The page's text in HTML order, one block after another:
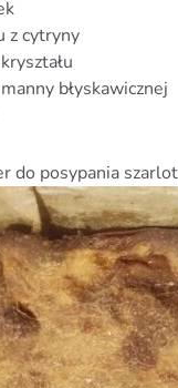
z cytryny
błyskawicznej
do posypania